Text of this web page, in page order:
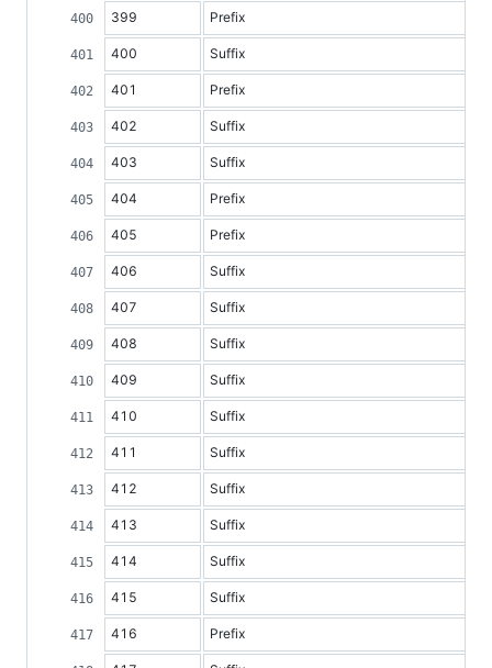
399 Prefix
400 Suffix
401 Prefix
402 Suffix
403 Suffix
404 Prefix
405 Prefix
406 Suffix
407 Suffix
408 Suffix
409 Suffix
410 Suffix
411 Suffix
412 Suffix
413 Suffix
414 Suffix
415 Suffix
416 Prefix